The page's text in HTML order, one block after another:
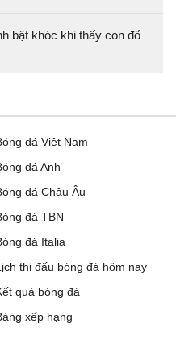
bật khóc khi thấy con đổ
đá Việt Nam
đá Anh
đá Châu Âu
đá TBN
đá Italia
thi đấu bóng đá hôm nay
quả bóng đá
xếp hạng